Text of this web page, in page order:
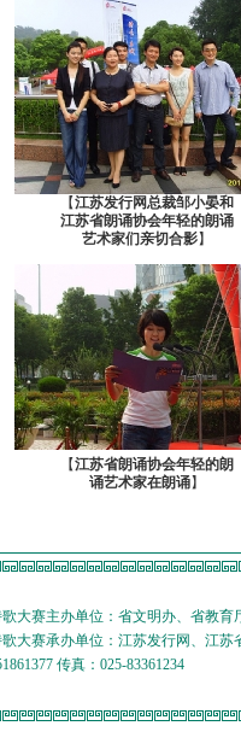
【江苏发行网总裁邹小晏和
江苏省朗诵协会年轻的朗诵
艺术家们亲切合影】
【江苏省朗诵协会年轻的朗
诵艺术家在朗诵】
歌大赛主办单位：省文明办、省教
歌大赛承办单位：江苏发行网、江
传真：025-83361234